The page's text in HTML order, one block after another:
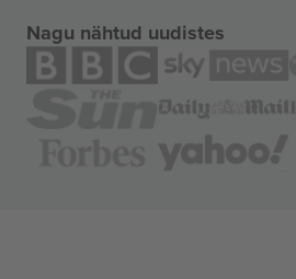
Nagu nähtud uudistes